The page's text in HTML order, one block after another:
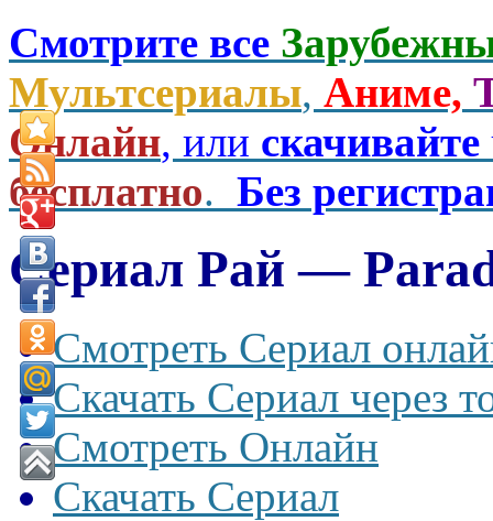
Смотрите все
Мультсериалы, Аниме,
Онлайн, или скачивайте
бесплатно. Без
Сериал Рай —
Смотреть Сериал
Скачать Сериал через
Смотреть Онлайн
Скачать Сериал